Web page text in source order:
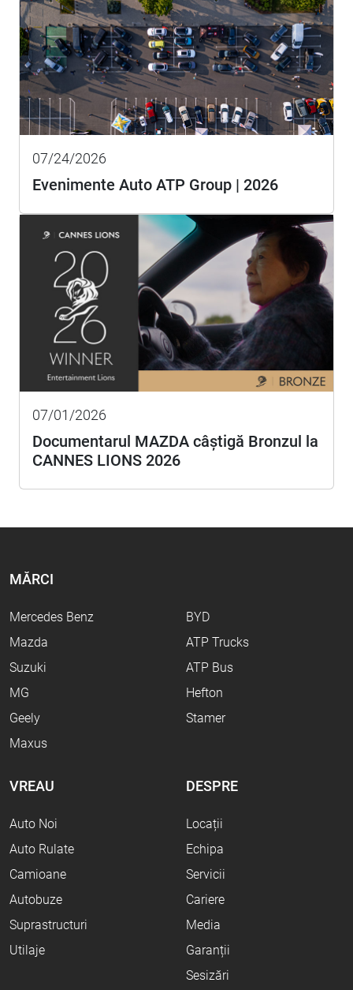
07/24/2026
Evenimente Auto ATP Group | 2026
07/01/2026
Documentarul MAZDA câștigă Bronzul la
CANNES LIONS 2026
MĂRCI
Mercedes Benz
Mazda
Suzuki
MG
Geely
Maxus
BYD
ATP Trucks
ATP Bus
Hefton
Stamer
VREAU
Auto Noi
Auto Rulate
Camioane
Autobuze
Suprastructuri
Utilaje
DESPRE
Locații
Echipa
Servicii
Cariere
Media
Garanții
Sesizări